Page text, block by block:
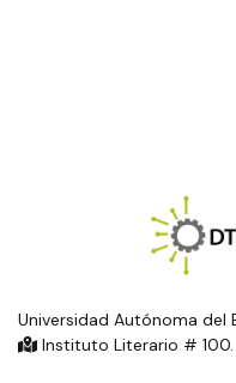
Universidad Autónoma del
Instituto Literario #